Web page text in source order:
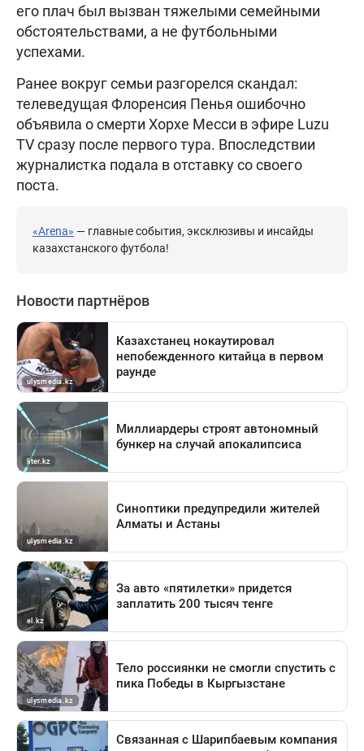
его плач был вызван тяжелыми семейными
обстоятельствами, а не футбольными
успехами.
Ранее вокруг семьи разгорелся скандал:
телеведущая Флоренсия Пенья ошибочно
объявила о смерти Хорхе Месси в эфире Luzu
TV сразу после первого тура. Впоследствии
журналистка подала в отставку со своего
поста.
«Arena» — главные события, эксклюзивы и инсайды
казахстанского футбола!